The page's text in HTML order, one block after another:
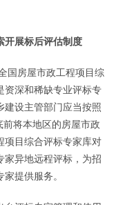
开展标后评估制度
房屋市政工程项目综
资深和稀缺专业评标专
建设主管部门应当按照
将本地区的房屋市政
项目综合评标专家库对
家异地远程评标，为招
提供服务。